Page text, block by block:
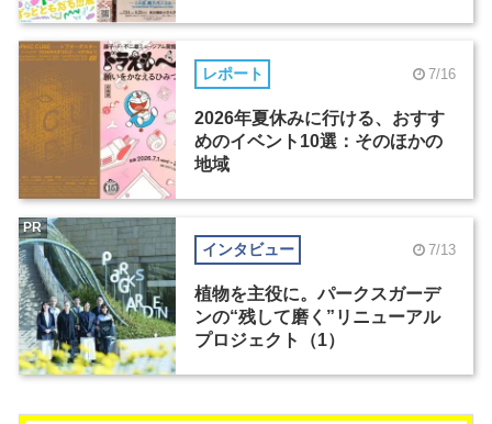
レポート 7/16
2026年夏休みに行ける、おすす
めのイベント10選：そのほかの
地域
インタビュー 7/13
植物を主役に。パークスガーデ
ンの“残して磨く”リニューアル
プロジェクト（1）
PR